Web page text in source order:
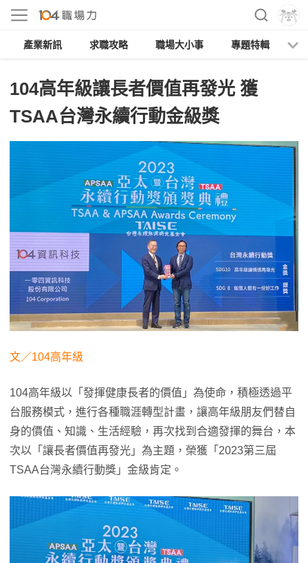
產業新訊 求職攻略 職場大小事 專題特輯
104高年級讓長者價值再發光 獲
TSAA台灣永續行動金級獎
文／104高年級
104高年級以「發揮健康長者的價值」為使命，積極透過平
台服務模式，進行各種職涯轉型計畫，讓高年級朋友們替自
身的價值、知識、生活經驗，再次找到合適發揮的舞台，本
次以「讓長者價值再發光」為主題，榮獲「2023第三屆
TSAA台灣永續行動獎」金級肯定。